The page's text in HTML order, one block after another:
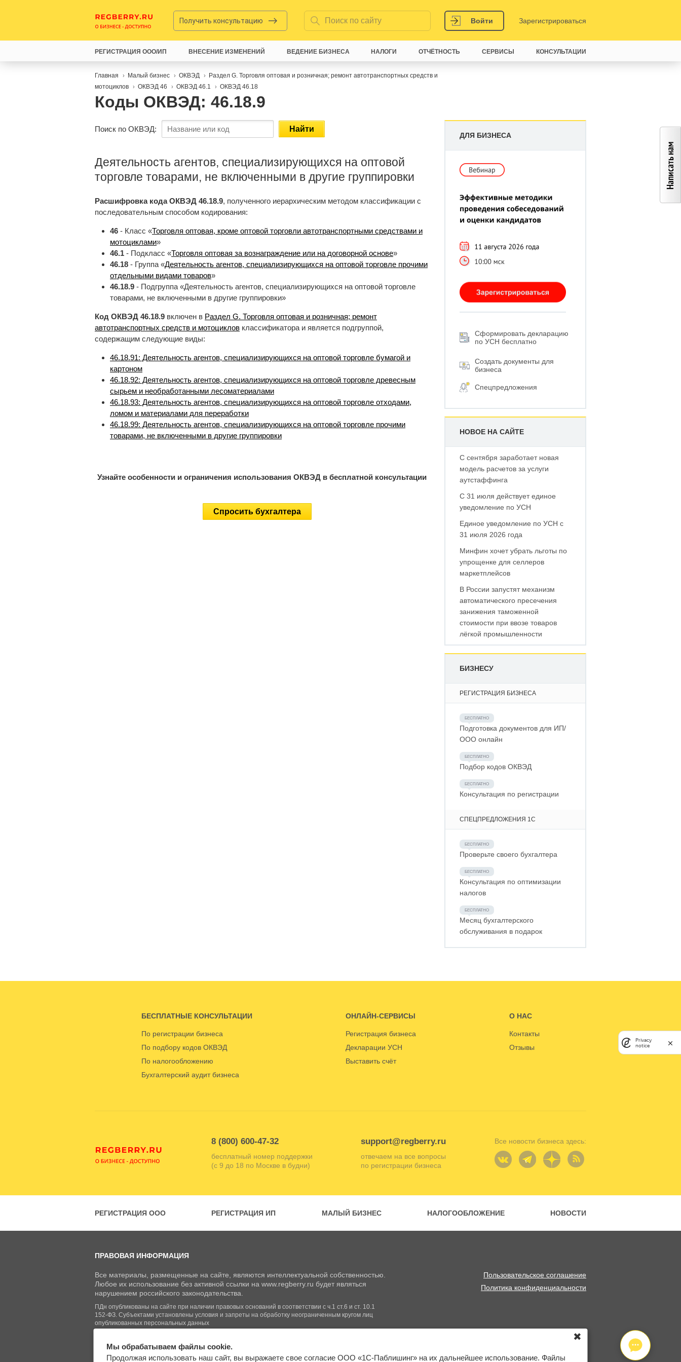
Получить консультацию Войти Зарегистрироваться
Главная Малый бизнес ОКВЭД
Раздел G. Торговля оптовая и розничная; ремонт автотранспортных средств и
мотоциклов
ОКВЭД 46 ОКВЭД 46.1 ОКВЭД 46.18
Коды ОКВЭД: 46.18.9
Поиск по ОКВЭД: Найти
Деятельность агентов, специализирующихся на оптовой
торговле товарами, не включенными в другие группировки
Расшифровка кода ОКВЭД 46.18.9, полученного иерархическим методом классификации с
последовательным способом кодирования:
46 - Класс «Торговля оптовая, кроме оптовой торговли автотранспортными средствами и
мотоциклами»
46.1 - Подкласс «Торговля оптовая за вознаграждение или на договорной основе»
46.18 - Группа «Деятельность агентов, специализирующихся на оптовой торговле прочими
отдельными видами товаров»
46.18.9 - Подгруппа «Деятельность агентов, специализирующихся на оптовой торговле
товарами, не включенными в другие группировки»
Код ОКВЭД 46.18.9 включен в Раздел G. Торговля оптовая и розничная; ремонт
автотранспортных средств и мотоциклов классификатора и является подгруппой,
содержащим следующие виды:
46.18.91: Деятельность агентов, специализирующихся на оптовой торговле бумагой и
картоном
46.18.92: Деятельность агентов, специализирующихся на оптовой торговле древесным
сырьем и необработанными лесоматериалами
46.18.93: Деятельность агентов, специализирующихся на оптовой торговле отходами,
ломом и материалами для переработки
46.18.99: Деятельность агентов, специализирующихся на оптовой торговле прочими
товарами, не включенными в другие группировки
Узнайте особенности и ограничения использования ОКВЭД в бесплатной консультации
Спросить бухгалтера
ДЛЯ БИЗНЕСА
Сформировать декларацию
по УСН бесплатно
Создать документы для
бизнеса
Спецпредложения
НОВОЕ НА САЙТЕ
С сентября заработает новая
модель расчетов за услуги
аутстаффинга
С 31 июля действует единое
уведомление по УСН
Единое уведомление по УСН с
31 июля 2026 года
Минфин хочет убрать льготы по
упрощенке для селлеров
маркетплейсов
В России запустят механизм
автоматического пресечения
занижения таможенной
стоимости при ввозе товаров
лёгкой промышленности
БИЗНЕСУ
РЕГИСТРАЦИЯ БИЗНЕСА
Подготовка документов для ИП/
ООО онлайн
Подбор кодов ОКВЭД
Консультация по регистрации
СПЕЦПРЕДЛОЖЕНИЯ 1С
Проверьте своего бухгалтера
Консультация по оптимизации
налогов
Месяц бухгалтерского
обслуживания в подарок
РЕГИСТРАЦИЯ ООО/ИП ВНЕСЕНИЕ ИЗМЕНЕНИЙ ВЕДЕНИЕ БИЗНЕСА НАЛОГИ ОТЧЁТНОСТЬ СЕРВИСЫ КОНСУЛЬТАЦИИ
БЕСПЛАТНЫЕ КОНСУЛЬТАЦИИ
По регистрации бизнеса
По подбору кодов ОКВЭД
По налогообложению
Бухгалтерский аудит бизнеса
ОНЛАЙН-СЕРВИСЫ
Регистрация бизнеса
Декларации УСН
Выставить счёт
О НАС
Контакты
Отзывы
8 (800) 600-47-32
бесплатный номер поддержки
(с 9 до 18 по Москве в будни)
support@regberry.ru
отвечаем на все вопросы
по регистрации бизнеса
Все новости бизнеса здесь:
РЕГИСТРАЦИЯ ООО РЕГИСТРАЦИЯ ИП МАЛЫЙ БИЗНЕС НАЛОГООБЛОЖЕНИЕ НОВОСТИ
ПРАВОВАЯ ИНФОРМАЦИЯ
Все материалы, размещенные на сайте, являются интеллектуальной собственностью.
Любое их использование без активной ссылки на www.regberry.ru будет являться
нарушением российского законодательства.
ПДн опубликованы на сайте при наличии правовых оснований в соответствии с ч.1 ст.6 и ст. 10.1
152-ФЗ. Субъектами установлены условия и запреты на обработку неограниченным кругом лиц
опубликованных персональных данных
Пользовательское соглашение
Политика конфиденциальности
© Regberry.ru, 2013–2026 Входим в группу
Мы обрабатываем файлы cookie.
Продолжая использовать наш сайт, вы выражаете свое согласие ООО «1С-Паблишинг» на их дальнейшее использование. Файлы
✖
Privacy
notice